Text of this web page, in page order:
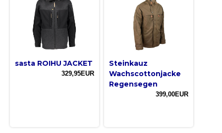
sasta ROIHU JACKET
329,95EUR
Steinkauz
Wachscottonjacke
Regensegen
399,00EUR